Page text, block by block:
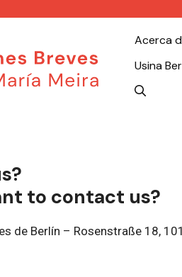
Acerca
Usina
to contact us?
de Berlín – Rosenstraße 18,